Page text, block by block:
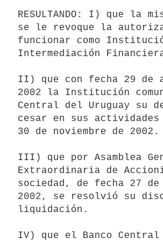
RESULTANDO: I) que la
se le revoque la
funcionar como
Intermediación
II) que con fecha 29 de
2002 la Institución
Central del Uruguay su
cesar en sus
30 de noviembre de 2002.
III) que por Asamblea
Extraordinaria de
sociedad, de fecha 27 de
2002, se resolvió su
liquidación.
IV) que el Banco Central